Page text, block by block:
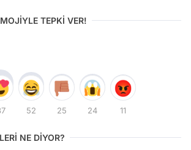
TEPKİ VER!
52 25 24 11
NE DİYOR?